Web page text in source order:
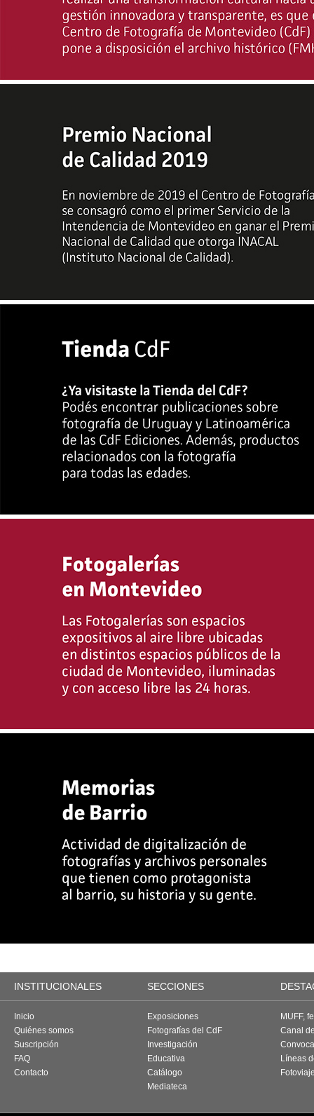
INSTITUCIONALES SECCIONES
Inicio
Quiénes somos
Suscripción
FAQ
Contacto
Exposiciones
Fotografías del CdF
Investigación
Educativa
Catálogo
Mediateca
MUFF,
Canal
Líneas